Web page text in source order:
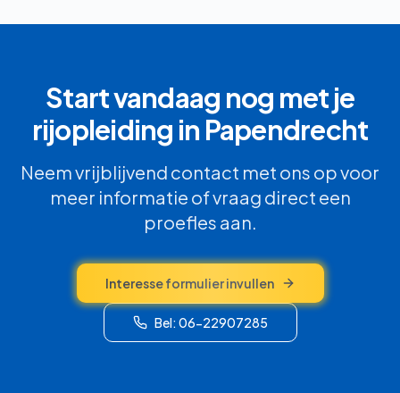
Start vandaag nog met je
rijopleiding in Papendrecht
Neem vrijblijvend contact met ons op voor
meer informatie of vraag direct een
proefles aan.
Interesse formulier invullen
Bel: 06-22907285